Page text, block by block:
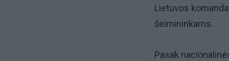
Lietuvos
šeimininkams.
Pasak